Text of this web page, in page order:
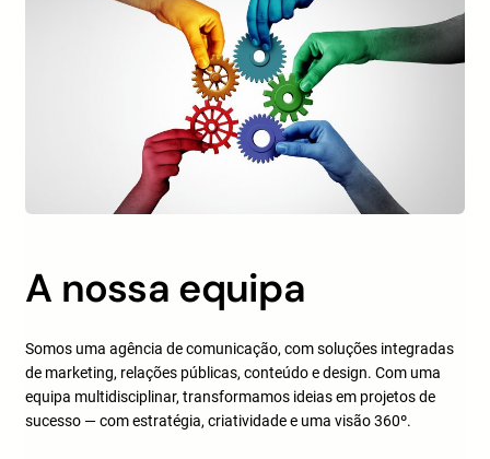
A nossa equipa
Somos uma agência de comunicação, com soluções integradas
de marketing, relações públicas, conteúdo e design. Com uma
equipa multidisciplinar, transformamos ideias em projetos de
sucesso — com estratégia, criatividade e uma visão 360º.